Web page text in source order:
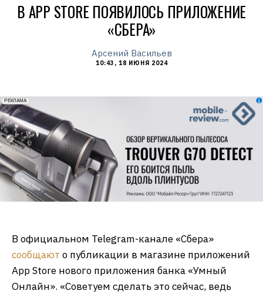
В APP STORE ПОЯВИЛОСЬ ПРИЛОЖЕНИЕ
«СБЕРА»
Арсений Васильев
10:43, 18 ИЮНЯ 2024
erid: 2VfnxxmNzs5
РЕКЛАМА
В официальном Telegram-канале «Сбера»
сообщают о публикации в магазине приложений
App Store нового приложения банка «Умный
Онлайн». «Советуем сделать это сейчас, ведь